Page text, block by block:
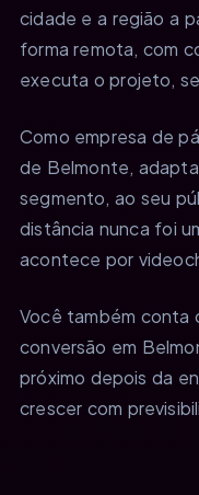
cidade e a região a
forma remota, com
executa o projeto,
Como empresa de
de Belmonte,
segmento, ao seu
distância nunca foi
acontece por
Você também conta
conversão em
próximo depois da
crescer com